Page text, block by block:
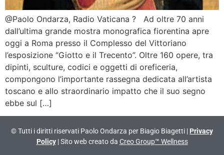
@Paolo Ondarza, Radio Vaticana ? Ad oltre 70 anni
dall’ultima grande mostra monografica fiorentina apre
oggi a Roma presso il Complesso del Vittoriano
l’esposizione “Giotto e il Trecento”. Oltre 160 opere, tra
dipinti, sculture, codici e oggetti di oreficeria,
compongono l’importante rassegna dedicata all’artista
toscano e allo straordinario impatto che il suo segno
ebbe sul […]
© Tutti i diritti riservati Paolo Ondarza per Biagio Biagetti | Privacy
Policy| Sito web creato da Creo Group™ Wellness